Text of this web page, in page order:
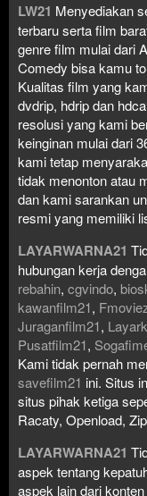
LW21 Menyediakan
terbaru serta film
genre film mulai dari
Comedy bisa kamu
Kualitas film yang
dvdrip, hdrip dan
resolusi yang kami
keinginan mulai dari
kami tetap
tidak menonton atau
dan kami sarankan
resmi yang memiliki
LAYARWARNA21
hubungan kerja
rebahin, cgvindo,
kawanfilm21,
Juraganfilm21,
Pusatfilm21,
Kami tidak pernah
savefilm21 ini. Situs
situs pihak ketiga
Racaty, Openload,
LAYARWARNA21
aspek tentang
aspek lain dari